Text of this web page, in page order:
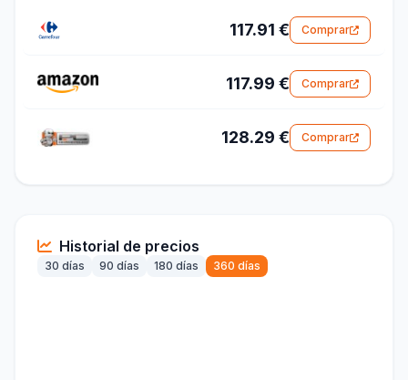
117.91 € Comprar
117.99 € Comprar
128.29 € Comprar
Historial de precios
30 días 90 días 180 días 360 días